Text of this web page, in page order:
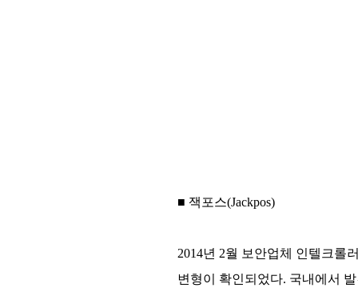
■ 잭포스(Jackpos)
2014년 2월 보안업체 인텔크롤
변형이 확인되었다. 국내에서 발